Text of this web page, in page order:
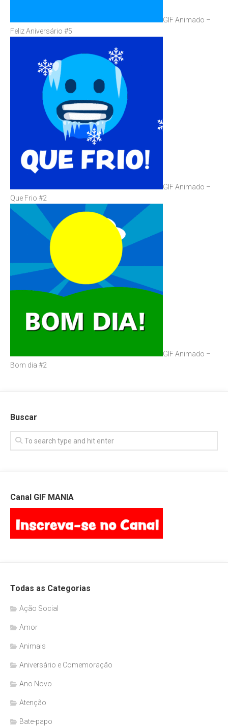
GIF Animado –
Feliz Aniversário #5
GIF Animado –
Que Frio #2
GIF Animado –
Bom dia #2
Buscar
Canal GIF MANIA
Todas as Categorias
Ação Social
Amor
Animais
Aniversário e Comemoração
Ano Novo
Atenção
Bate-papo